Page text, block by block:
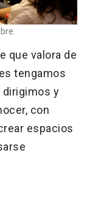
que valora de
tengamos
dirigimos y
con
espacios